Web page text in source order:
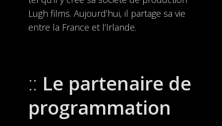
Lugh films. Aujourd’hui, il partage sa vie
entre la France et l’Irlande.
Le partenaire de
programmation